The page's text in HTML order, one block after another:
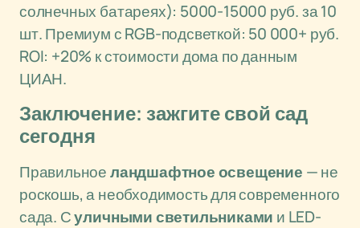
солнечных батареях): 5000-15000 руб. за 10
шт. Премиум с RGB-подсветкой: 50 000+ руб.
ROI: +20% к стоимости дома по данным
ЦИАН.
Заключение: зажгите свой сад
сегодня
Правильноеландшафтное освещение — не
роскошь, а необходимость для современного
сада. Суличными светильниками и LED-